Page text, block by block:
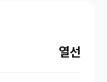
열선